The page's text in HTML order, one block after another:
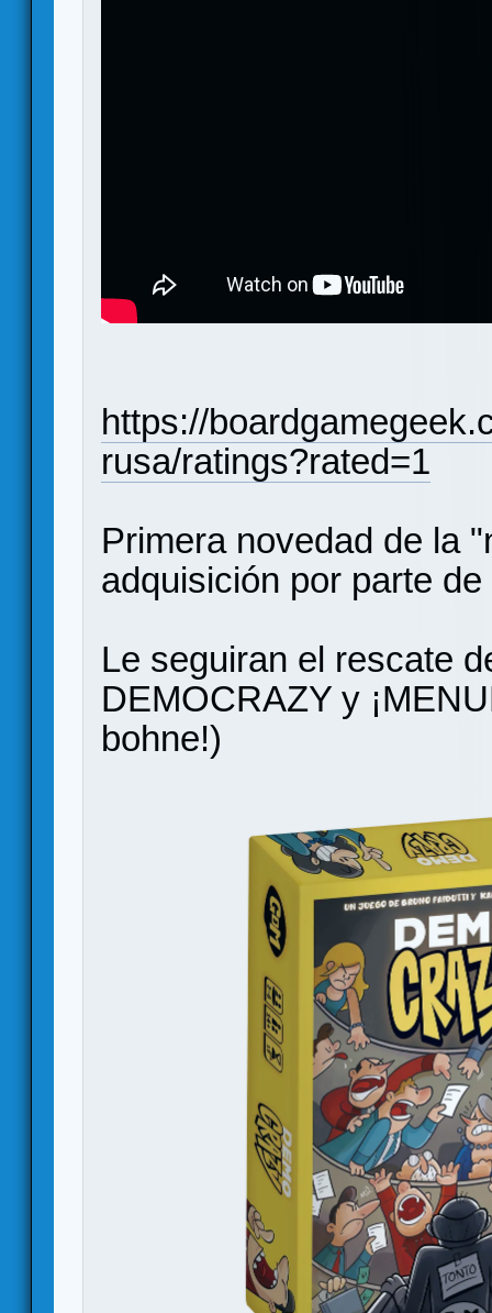
https://
rusa/ratings?rated=1
Primera novedad de la
adquisición por parte
Le seguiran el rescate
DEMOCRAZY y
bohne!)